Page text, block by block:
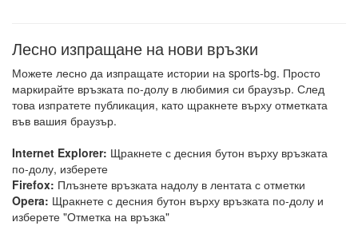
Лесно изпращане на нови връзки
Можете лесно да изпращате истории на sports-bg. Просто
маркирайте връзката по-долу в любимия си браузър. След
това изпратете публикация, като щракнете върху отметката
във вашия браузър.
Internet Explorer: Щракнете с десния бутон върху връзката
по-долу, изберете
Firefox: Плъзнете връзката надолу в лентата с отметки
Opera: Щракнете с десния бутон върху връзката по-долу и
изберете "Отметка на връзка"